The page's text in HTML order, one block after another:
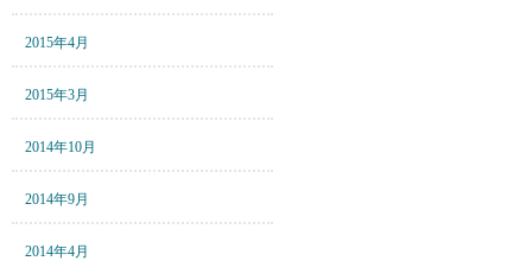
2015年4月
2015年3月
2014年10月
2014年9月
2014年4月